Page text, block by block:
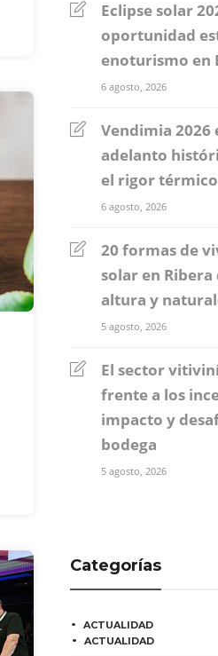
Eclipse solar
oportunidad
enoturismo en
6 agosto, 2026
Vendimia 2026
adelanto
el rigor térmico
6 agosto, 2026
20 formas de
solar en
altura y
5 agosto, 2026
El sector
frente a los
impacto y
bodega
5 agosto, 2026
Categorías
ACTUALIDAD
ACTUALIDAD